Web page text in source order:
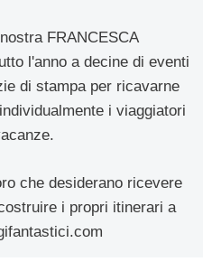
FRANCESCA
l'anno a decine di eventi
di stampa per ricavarne
i viaggiatori
che desiderano ricevere
i propri itinerari a